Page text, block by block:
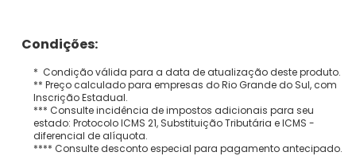
Condições:
* Condição válida para a data de atualização deste produto.
** Preço calculado para empresas do Rio Grande do Sul, com
Inscrição Estadual.
*** Consulte incidência de impostos adicionais para seu
estado: Protocolo ICMS 21, Substituição Tributária e ICMS -
diferencial de alíquota.
**** Consulte desconto especial para pagamento antecipado.